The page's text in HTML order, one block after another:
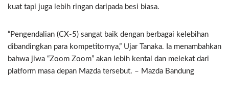
kuat tapi juga lebih ringan daripada besi biasa.
“Pengendalian (CX-5) sangat baik dengan berbagai kelebihan
dibandingkan para kompetitornya,” Ujar Tanaka. Ia menambahkan
bahwa jiwa “Zoom Zoom” akan lebih kental dan melekat dari
platform masa depan Mazda tersebut. – Mazda Bandung